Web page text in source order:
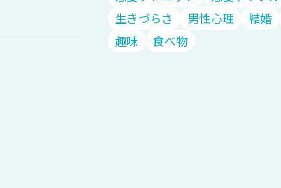
生きづらさ
男性心理 結婚
趣味
食べ物